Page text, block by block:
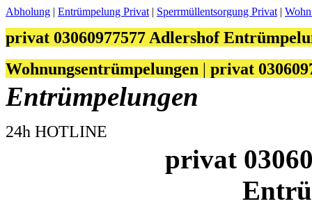
Abholung | Entrümpelung Privat | Sperrmüllentsorgung Privat |
privat 03060977577 Adlershof
Wohnungsentrümpelungen | privat
Entrümpelungen
24h HOTLINE
privat